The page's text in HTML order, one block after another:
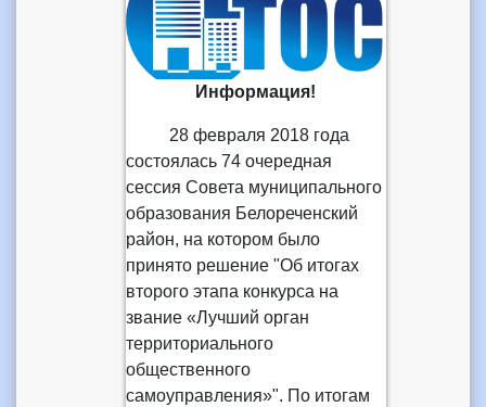
Информация!
28 февраля 2018 года
состоялась 74 очередная
сессия Совета муниципального
образования Белореченский
район, на котором было
принято решение "Об итогах
второго этапа конкурса на
звание «Лучший орган
территориального
общественного
самоуправления»". По итогам